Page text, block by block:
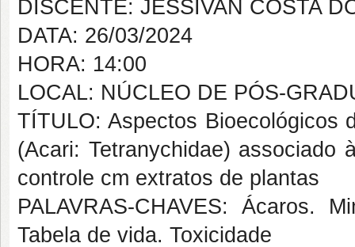
DISCENTE: JESSIVAN COSTA
DATA: 26/03/2024
HORA: 14:00
LOCAL: NÚCLEO DE PÓS-
TÍTULO: Aspectos Bioecológicos
(Acari: Tetranychidae) associado
controle cm extratos de plantas
PALAVRAS-CHAVES: Ácaros.
Tabela de vida. Toxicidade